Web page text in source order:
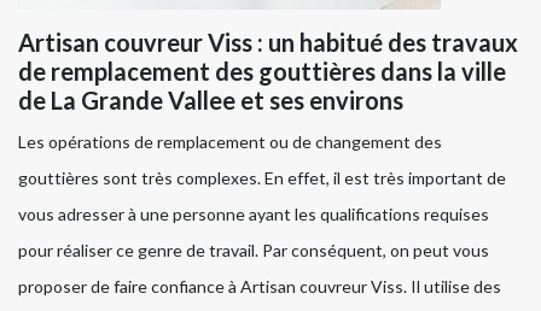
Artisan couvreur Viss : un habitué des travaux
de remplacement des gouttières dans la ville
de La Grande Vallee et ses environs
Les opérations de remplacement ou de changement des
gouttières sont très complexes. En effet, il est très important de
vous adresser à une personne ayant les qualifications requises
pour réaliser ce genre de travail. Par conséquent, on peut vous
proposer de faire confiance à Artisan couvreur Viss. Il utilise des